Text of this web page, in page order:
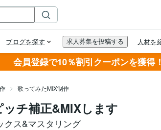
会員登録で10％割引クーポンを獲得！
歌ってみたMIX制作
チ補正&MIXします
クス&マスタリング